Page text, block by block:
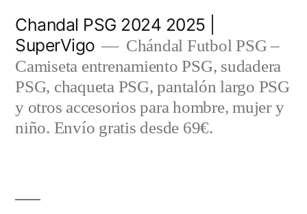
contenido
Chandal PSG 2024 2025 |
SuperVigo
Chándal Futbol PSG –
Camiseta entrenamiento PSG, sudadera
PSG, chaqueta PSG, pantalón largo PSG
y otros accesorios para hombre, mujer y
niño. Envío gratis desde 69€.